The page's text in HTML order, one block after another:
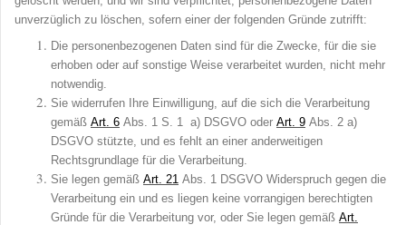
unverzüglich zu löschen, sofern einer der folgenden Gründe zutrifft:
Die personenbezogenen Daten sind für die Zwecke, für die sie
erhoben oder auf sonstige Weise verarbeitet wurden, nicht mehr
notwendig.
Sie widerrufen Ihre Einwilligung, auf die sich die Verarbeitung
gemäß Art 6 Abs . 1 S. 1 a) DSGVO oder Art 9 Abs. 2 a)
DSGVO stützte, und es fehlt an einer anderweitigen
Rechtsgrundlage für die Verarbeitung.
Sie legen gemäß Art 21 Abs . 1 DSGVO Widerspruch gegen die
Verarbeitung ein und es liegen keine vorrangigen berechtigten
Gründe für die Verarbeitung vor, oder Sie legen gemäß Art